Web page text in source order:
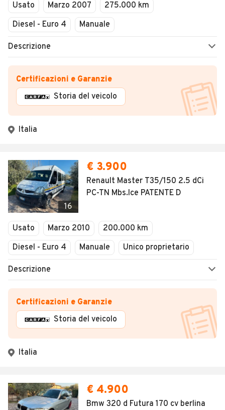
Usato Marzo 2007
275.000 km
Diesel - Euro 4
Manuale
Descrizione
Certificazioni e Garanzie
Storia del veicolo
Italia
16
€ 3.900
Renault Master T35/150 2.5 dCi
PC-TN Mbs.Ice PATENTE D
Usato Marzo 2010
200.000 km
Diesel - Euro 4
Manuale Unico proprietario
Descrizione
Certificazioni e Garanzie
Storia del veicolo
Italia
€ 4.900
Bmw 320 d Futura 170 cv berlina